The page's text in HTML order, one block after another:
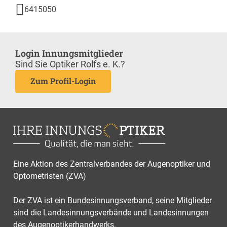
6415050
Login Innungsmitglieder
Sind Sie Optiker Rolfs e. K.?
Zum Profil-Login
Eine Aktion des Zentralverbandes der Augenoptiker und
Optometristen (ZVA)
Der ZVA ist ein Bundesinnungsverband, seine Mitglieder
sind die Landesinnungsverbände und Landesinnungen
des Augenoptikerhandwerks.